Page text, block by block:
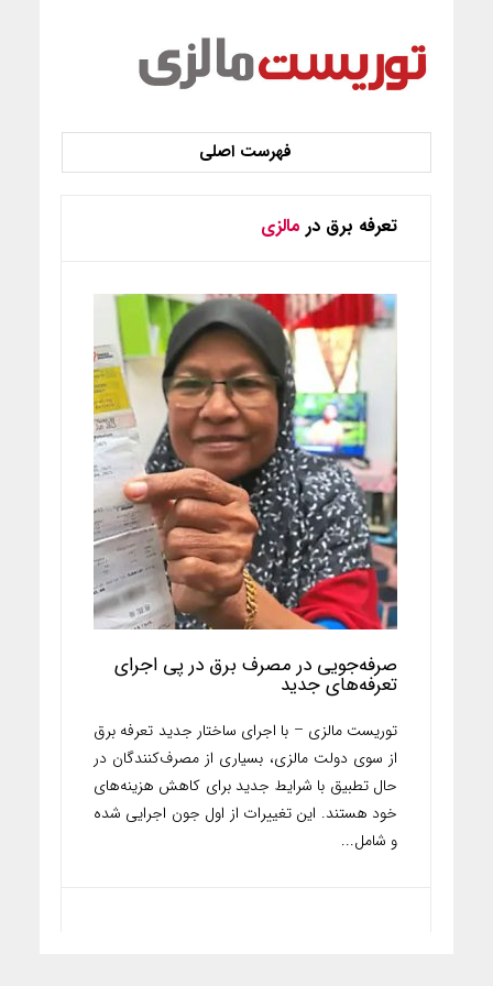
تعرفه برق در مالزی
صرفه‌جویی در مصرف برق در پی اجرای
تعرفه‌های جدید
توریست مالزی – با اجرای ساختار جدید تعرفه برق
از سوی دولت مالزی، بسیاری از مصرف‌کنندگان در
حال تطبیق با شرایط جدید برای کاهش هزینه‌های
خود هستند. این تغییرات از اول جون اجرایی شده
و شامل...